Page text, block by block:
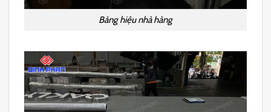
Bảng hiệu nhà hàng